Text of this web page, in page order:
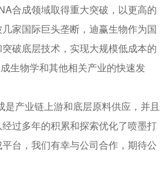
合成领域取得重大突破，以更高的
家国际巨头垄断，迪赢生物作为国
破底层技术，实现大规模低成本的
生物学和其他相关产业的快速发
产业链上游和底层原料供应，并且
过多年的积累和探索优化了喷墨打
台，我们有幸与公司合作，期待公